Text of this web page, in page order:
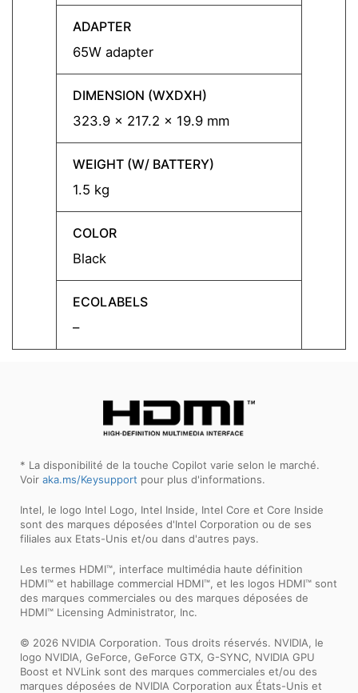
ADAPTER
65W adapter
DIMENSION (WXDXH)
323.9 x 217.2 x 19.9 mm
WEIGHT (W/ BATTERY)
1.5 kg
COLOR
Black
ECOLABELS
–
* La disponibilité de la touche Copilot varie selon le marché.
Voir aka.ms/Keysupport pour plus d'informations.
Intel, le logo Intel Logo, Intel Inside, Intel Core et Core Inside
sont des marques déposées d'Intel Corporation ou de ses
filiales aux Etats-Unis et/ou dans d'autres pays.
Les termes HDMI™, interface multimédia haute définition
HDMI™ et habillage commercial HDMI™, et les logos HDMI™ sont
des marques commerciales ou des marques déposées de
HDMI™ Licensing Administrator, Inc.
© 2026 NVIDIA Corporation. Tous droits réservés. NVIDIA, le
logo NVIDIA, GeForce, GeForce GTX, G-SYNC, NVIDIA GPU
Boost et NVLink sont des marques commerciales et/ou des
marques déposées de NVIDIA Corporation aux États-Unis et